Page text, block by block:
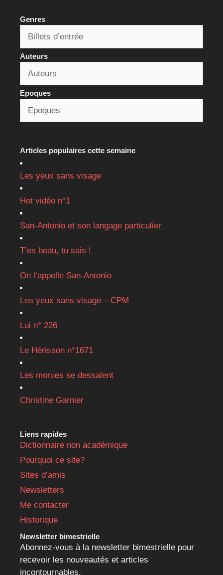
Genres
Auteurs
Epoques
Articles populaires cette semaine
Les yeux sans visage
Hot vidéo n°1
San-Antonio et son langage particulier
T’es beau, tu sais !
On l’appelle San-Antonio
Les yeux sans visage – CPM
Lui n° 226
Le Hérisson n°1671
Les morues se dessalent
Christine Garnier
Liens rapides
Dictionnaire non académique
Pourquoi ce site?
Sites d’amis
Newsletters
Me contacter
Historique
Newsletter bimestrielle
Abonnez-vous à la newsletter bimestrielle pour
recevoir les nouveautés et articles
incontournables.